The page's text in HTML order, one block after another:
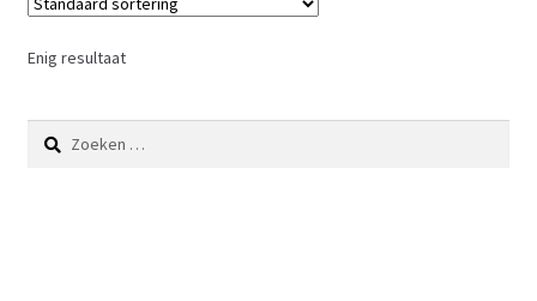
Enig resultaat
Zoeken
naar: